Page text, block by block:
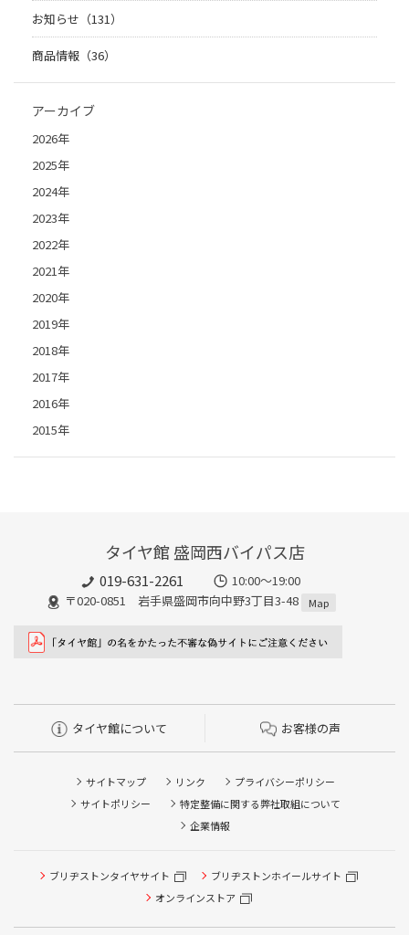
お知らせ（131）
商品情報（36）
アーカイブ
2026年
2025年
2024年
2023年
2022年
2021年
2020年
2019年
2018年
2017年
2016年
2015年
タイヤ館 盛岡西バイパス店
019-631-2261
10:00～19:00
〒020-0851 岩手県盛岡市向中野3丁目3-48
Map
タイヤ館について お客様の声
サイトマップ リンク
プライバシーポリシー
サイトポリシー
特定整備に関する弊社取組について
企業情報
ブリヂストンタイヤサイト
ブリヂストンホイールサイト
オンラインストア